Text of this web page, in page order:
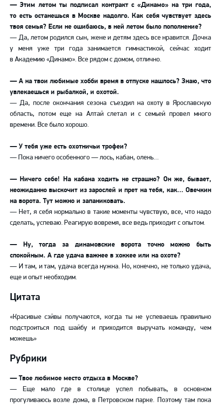
— Этим летом ты подписал контракт с «Динамо» на три года,
то есть останешься в Москве надолго. Как себя чувствует здесь
твоя семья? Если не ошибаюсь, в ней летом было пополнение?
— Да, летом родился сын, жене и детям здесь все нравится. Дочка
у меня уже три года занимается гимнастикой, сейчас ходит
в Академию «Динамо». Все рядом с домом, отлично.
— А на твои любимые хобби время в отпуске нашлось? Знаю, что
увлекаешься и рыбалкой, и охотой.
— Да, после окончания сезона съездил на охоту в Ярославскую
область, потом еще на Алтай слетал и с семьей провел много
времени. Все было хорошо.
— У тебя уже есть охотничьи трофеи?
— Пока ничего особенного — лось, кабан, олень…
— Ничего себе! На кабана ходить не страшно? Он же, бывает,
неожиданно выскочит из зарослей и прет на тебя, как… Овечкин
на ворота. Тут можно и запаниковать.
— Нет, я себя нормально в такие моменты чувствую, все, что надо
сделать, успеваю. Реагирую вовремя, все ведь приходит с опытом.
— Ну, тогда за динамовские ворота точно можно быть
спокойным. А где удача важнее в хоккее или на охоте?
— И там, и там, удача всегда нужна. Но, конечно, не только удача,
еще и опыт необходим.
Цитата
«Красивые сэйвы получаются, когда ты не успеваешь правильно
подстроиться под шайбу и приходится выручать команду, чем
можешь»
Рубрики
— Твое любимое место отдыха в Москве?
— Еще мало где в столице успел побывать, в основном
прогуливаюсь возле дома, в Петровском парке. Поэтому там пока